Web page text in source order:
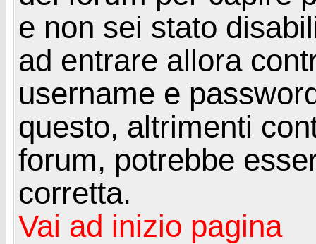
e non sei stato
ad entrare allora
username e
questo, altrimenti
forum, potrebbe
corretta.
Vai ad inizio pagina